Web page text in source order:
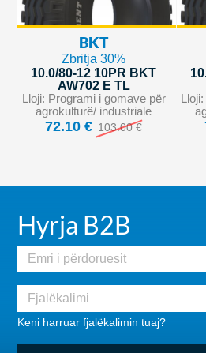
BKT
Zbritja 30%
10.0/80-12 10PR BKT
AW702 E TL
Lloji: Programi i gomave për
agrokulturë/ industriale
72.10 € 103.00 €
Hyrja B2B
Keni harruar fjalëkalimin tuaj?